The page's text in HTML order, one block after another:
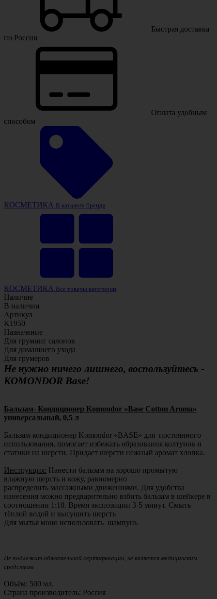
Быстрая доставка
по России
Оплата удобным
способом
КОСМЕТИКА В каталоге бренда
КОСМЕТИКА Все товары категории
Наличие
В наличии
Артикул
K1950
Назначение
Для груминг салонов
Для домашнего ухода
Для грумеров
Не нужно ничего лишнего, воcпользуйтесь -
KOMONDOR Base!
Бальзам- Кондиционер Komondor «Base Cotton Aroma»
универсальный, 0,5 л
Бальзам-кондиционер Komondor «BASE» для постоянного
использования, помогает избежать образования колтунов и
статики на шерсти. Придает шерсти нежный аромат хлопка.
Инструкция: Нанести бальзам на хорошо промытую
влажную шерсть и кожу, равномерно
распределить массажными движениями. Для удобства
нанесения можно предварительно взбить бальзам в шейкере в
соотношении 1:10. Время экспозиции 3-5 минут. Смыть
тёплой водой и высушить шерсть
Для мытья моно использовать шампунь
Не подлежит обязательной сертификации, не является медицинским
средством
Объём: 500 мл.
Страна производитель: Россия